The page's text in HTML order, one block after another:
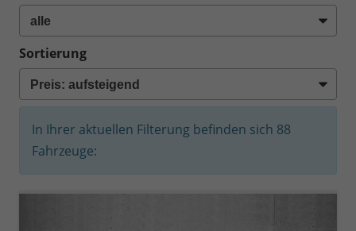
Sortierung
In Ihrer aktuellen Filterung befinden sich 88
Fahrzeuge: